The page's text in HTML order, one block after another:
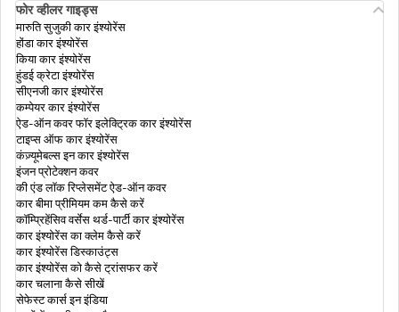
इंग्लैंड के लिए वीज़ा
भारत में फ़्रांस का टूरिस्ट वीज़ा
भारत से कनाडा के लिए टूरिस्ट वीज़ा
फोर व्हीलर गाइड्स
मारुति सुजुकी कार इंश्योरेंस
होंडा कार इंश्योरेंस
किया कार इंश्योरेंस
हुंडई क्रेटा इंश्योरेंस
सीएनजी कार इंश्योरेंस
कम्पेयर कार इंश्योरेंस
ऐड-ऑन कवर फॉर इलेक्ट्रिक कार इंश्योरेंस
टाइप्स ऑफ कार इंश्योरेंस
कंज़्यूमेबल्स इन कार इंश्योरेंस
इंजन प्रोटेक्शन कवर
की एंड लॉक रिप्लेसमेंट ऐड-ऑन कवर
कार बीमा प्रीमियम कम कैसे करें
कॉम्प्रिहेंसिव वर्सेस थर्ड-पार्टी कार इंश्योरेंस
कार इंश्योरेंस का क्लेम कैसे करें
कार इंश्योरेंस डिस्काउंट्स
कार इंश्योरेंस को कैसे ट्रांसफर करें
कार चलाना कैसे सीखें
सेफेस्ट कार्स इन इंडिया